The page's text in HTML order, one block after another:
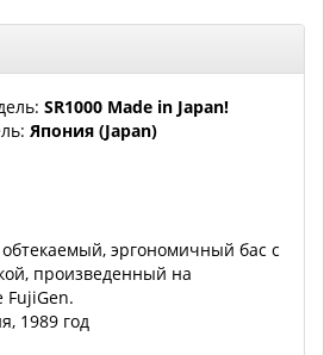
SR1000 Made in Japan!
Япония (Japan)
эргономичный бас с
произведенный на
FujiGen.
1989 год